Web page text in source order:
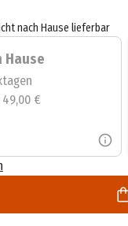
nach Hause lieferbar
Hause
€